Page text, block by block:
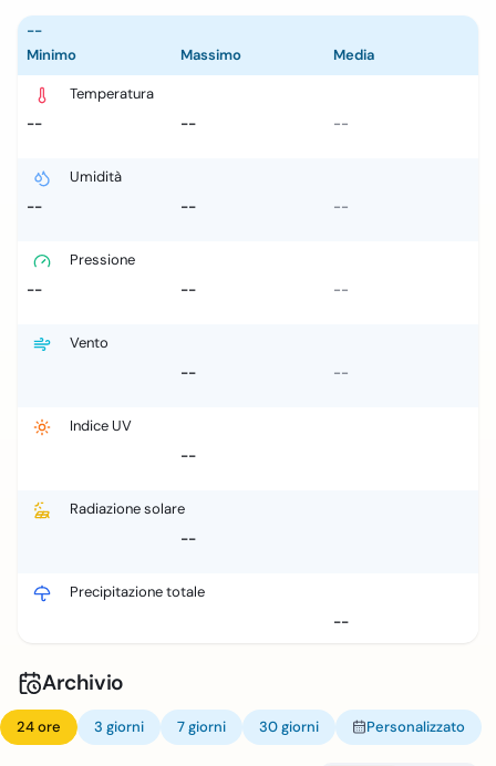
--
Minimo
Massimo Media
Temperatura
--
-- --
Umidità
--
-- --
Pressione
--
-- --
Vento
--
--
Indice UV
--
Radiazione solare
--
Precipitazione totale
--
Archivio
24 ore 3 giorni 7 giorni 30 giorni Personalizzato